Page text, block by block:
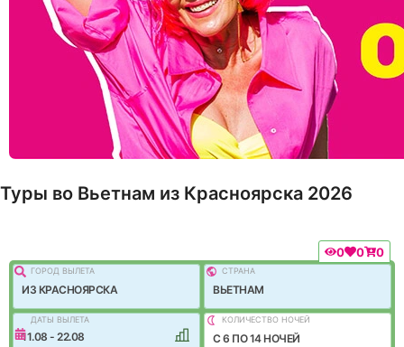
Туры во Вьетнам из Красноярска 2026
0 0 0
ГОРОД ВЫЛEТА
ИЗ КРАСНОЯРСКА
СТРАНА
ВЬЕТНАМ
ДАТЫ ВЫЛЕТА
11.08 - 22.08
КОЛИЧЕСТВО НОЧЕЙ
C 6 ПО 14 НОЧЕЙ